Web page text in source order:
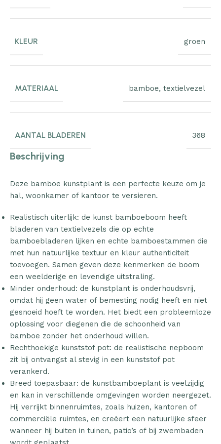
KLEUR groen
MATERIAAL bamboe, textielvezel
AANTAL BLADEREN 368
Beschrijving
Deze bamboe kunstplant is een perfecte keuze om je
hal, woonkamer of kantoor te versieren.
Realistisch uiterlijk: de kunst bamboeboom heeft
bladeren van textielvezels die op echte
bamboebladeren lijken en echte bamboestammen die
met hun natuurlijke textuur en kleur authenticiteit
toevoegen. Samen geven deze kenmerken de boom
een weelderige en levendige uitstraling.
Minder onderhoud: de kunstplant is onderhoudsvrij,
omdat hij geen water of bemesting nodig heeft en niet
gesnoeid hoeft te worden. Het biedt een probleemloze
oplossing voor diegenen die de schoonheid van
bamboe zonder het onderhoud willen.
Rechthoekige kunststof pot: de realistische nepboom
zit bij ontvangst al stevig in een kunststof pot
verankerd.
Breed toepasbaar: de kunstbamboeplant is veelzijdig
en kan in verschillende omgevingen worden neergezet.
Hij verrijkt binnenruimtes, zoals huizen, kantoren of
commerciële ruimtes, en creëert een natuurlijke sfeer
wanneer hij buiten in tuinen, patio’s of bij zwembaden